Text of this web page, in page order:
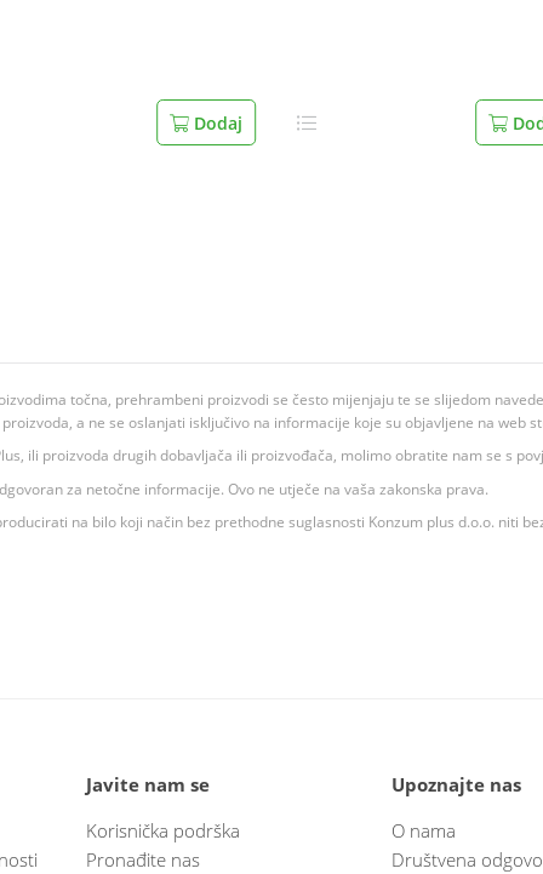
Dodaj
točna, prehrambeni proizvodi se često mijenjaju te se slijedom
a ne se oslanjati isključivo na informacije koje su objavljene na web
ili proizvoda drugih dobavljača ili proizvođača, molimo obratite nam se s
za netočne informacije. Ovo ne utječe na vaša zakonska prava.
na bilo koji način bez prethodne suglasnosti Konzum plus d.o.o. niti
Javite nam se
Korisnička podrška
Pronađite nas
Upoznajte nas
O nama
Društvena